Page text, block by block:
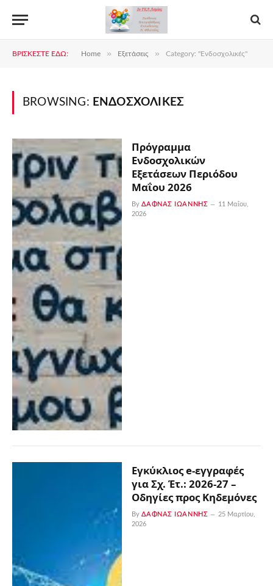
ΒΡΊΣΚΕΣΤΕ ΕΔΏ: Home » Εξετάσεις » Category: "Ενδοσχολικές"
BROWSING: ΕΝΔΟΣΧΟΛΙΚΈΣ
Πρόγραμμα
Ενδοσχολικών
Εξετάσεων Περιόδου
Μαΐου 2026
By ΔΑΦΝΆΣ ΙΩΆΝΝΗΣ
11 Μαΐου,
2026
Εγκύκλιος e-εγγραφές
για Σχ. Έτ.: 2026-27 –
Oδηγίες προς Kηδεμόνες
By ΔΑΦΝΆΣ ΙΩΆΝΝΗΣ
25 Μαρτίου,
2026